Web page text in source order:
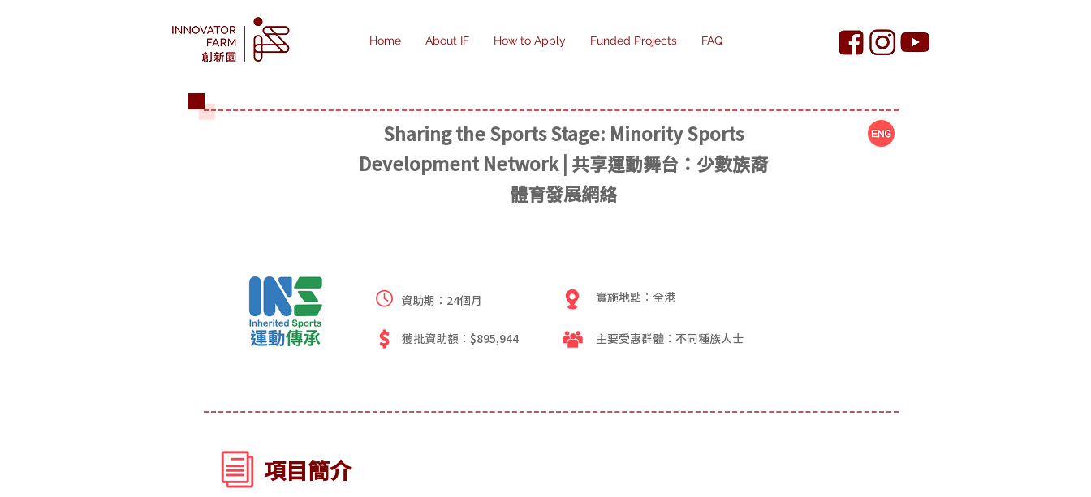
Home About IF How to Apply Funded Projects FAQ
Sharing the Sports Stage: Minority Sports
Development Network | 共享運動舞台：少數族裔
體育發展網絡
資助期：24個月 實施地點︰全港
獲批資助額：$895,944 主要受惠群體：不同種族人士
項目簡介